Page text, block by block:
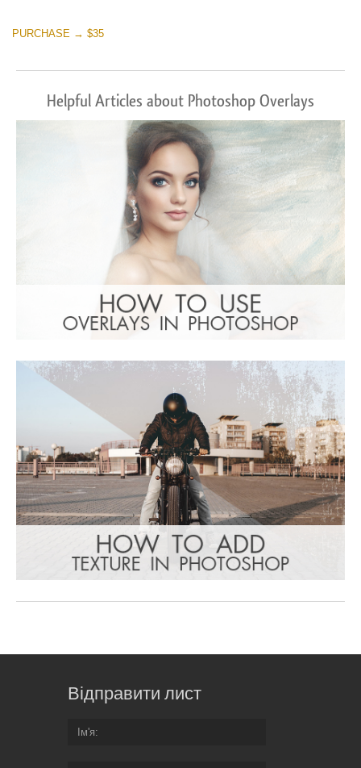
PURCHASE → $35
Helpful Articles about Photoshop Overlays
Відправити лист
Ім'я